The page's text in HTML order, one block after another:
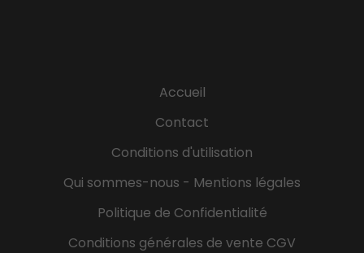
Accueil
Contact
Conditions d'utilisation
Qui sommes-nous - Mentions légales
Politique de Confidentialité
Conditions générales de vente CGV